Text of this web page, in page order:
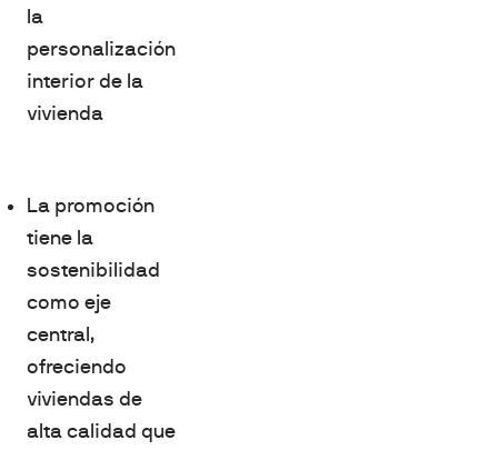
la
personalización
interior de la
vivienda
La promoción
tiene la
sostenibilidad
como eje
central,
ofreciendo
viviendas de
alta calidad que